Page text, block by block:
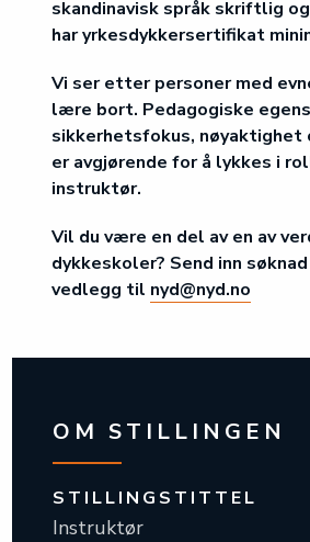
skandinavisk språk skriftlig
har yrkesdykkersertifikat
Vi ser etter personer med
lære bort. Pedagogiske
sikkerhetsfokus,
er avgjørende for å lykkes i
instruktør.
Vil du være en del av en av
dykkeskoler? Send inn
vedlegg til nyd@nyd.no
OM STILLINGEN
STILLINGSTITTEL
Instruktør